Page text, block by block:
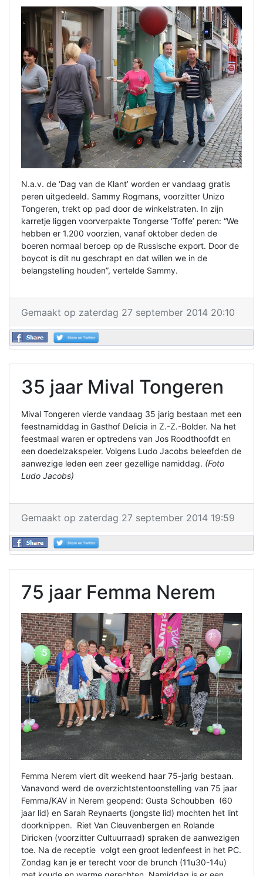
N.a.v. de ‘Dag van de Klant’ worden er vandaag gratis
peren uitgedeeld. Sammy Rogmans, voorzitter Unizo
Tongeren, trekt op pad door de winkelstraten. In zijn
karretje liggen voorverpakte Tongerse ‘Toffe’ peren: “We
hebben er 1.200 voorzien, vanaf oktober deden de
boeren normaal beroep op de Russische export. Door de
boycot is dit nu geschrapt en dat willen we in de
belangstelling houden”, vertelde Sammy.
Gemaakt op zaterdag 27 september 2014 20:10
35 jaar Mival Tongeren
Mival Tongeren vierde vandaag 35 jarig bestaan met een
feestnamiddag in Gasthof Delicia in Z.-Z.-Bolder. Na het
feestmaal waren er optredens van Jos Roodthoofdt en
een doedelzakspeler. Volgens Ludo Jacobs beleefden de
aanwezige leden een zeer gezellige namiddag. (Foto
Ludo Jacobs)
Gemaakt op zaterdag 27 september 2014 19:59
75 jaar Femma Nerem
Femma Nerem viert dit weekend haar 75-jarig bestaan.
Vanavond werd de overzichtstentoonstelling van 75 jaar
Femma/KAV in Nerem geopend: Gusta Schoubben (60
jaar lid) en Sarah Reynaerts (jongste lid) mochten het lint
doorknippen. Riet Van Cleuvenbergen en Rolande
Diricken (voorzitter Cultuurraad) spraken de aanwezigen
toe. Na de receptie volgt een groot ledenfeest in het PC.
Zondag kan je er terecht voor de brunch (11u30-14u)